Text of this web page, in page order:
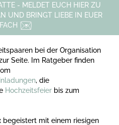
- MELDET EUCH HIER ZU
UND BRINGT LIEBE IN EUER
bei der Organisation
Seite. Im Ratgeber finden
, die
Hochzeitsfeier bis zum
begeistert mit einem riesigen